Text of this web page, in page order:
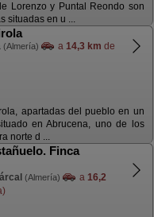
Lorenzo y Puntal Reondo son
situadas en u ...
(Almería) a 14,3 km de
apartadas del pueblo en un
en Abrucena, uno de los
norte d ...
Finca
(Almería) a 16,2